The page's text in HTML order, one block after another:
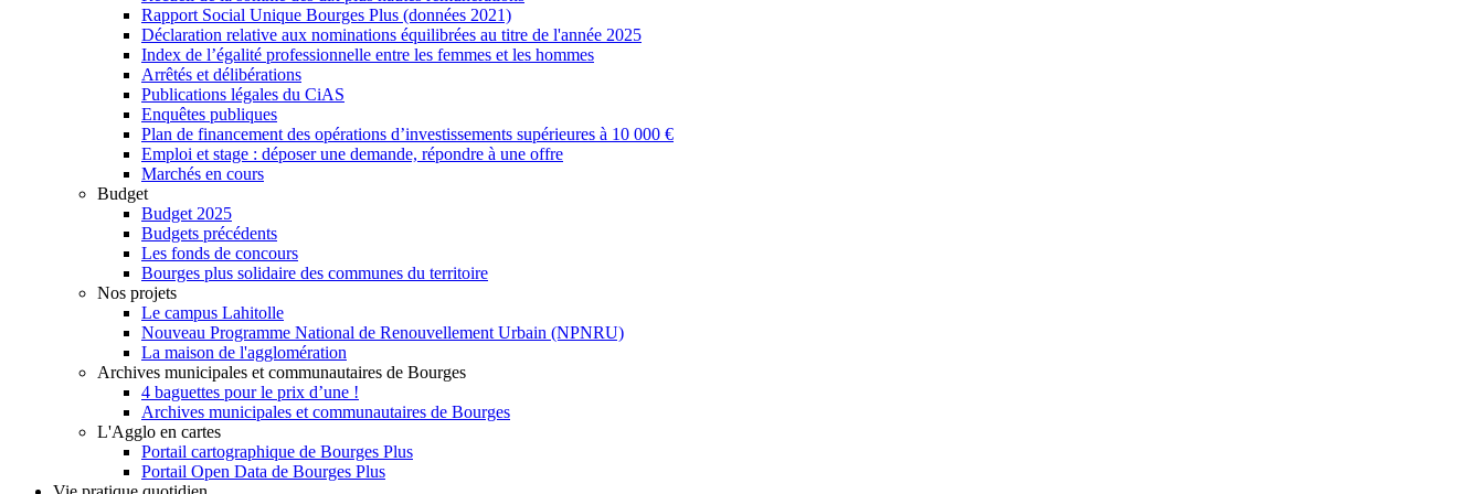
Rapport Social Unique Bourges Plus (données 2021)
Déclaration relative aux nominations équilibrées au titre de l'année 2025
Index de l’égalité professionnelle entre les femmes et les hommes
Arrêtés et délibérations
Publications légales du CiAS
Enquêtes publiques
Plan de financement des opérations d’investissements supérieures à 10 000 €
Emploi et stage : déposer une demande, répondre à une offre
Marchés en cours
Budget
Budget 2025
Budgets précédents
Les fonds de concours
Bourges plus solidaire des communes du territoire
Nos projets
Le campus Lahitolle
Nouveau Programme National de Renouvellement Urbain (NPNRU)
La maison de l'agglomération
Archives municipales et communautaires de Bourges
4 baguettes pour le prix d’une !
Archives municipales et communautaires de Bourges
L'Agglo en cartes
Portail cartographique de Bourges Plus
Portail Open Data de Bourges Plus